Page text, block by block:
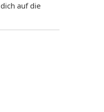
auf die